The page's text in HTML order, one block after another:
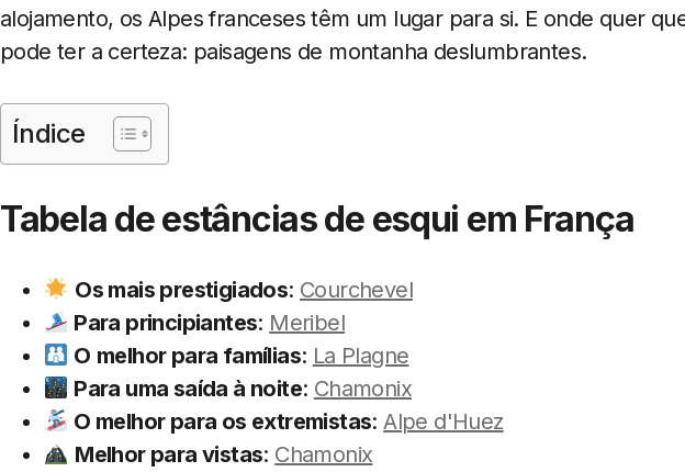
alojamento, os Alpes franceses têm um lugar para si. E onde quer
pode ter a certeza: paisagens de montanha deslumbrantes.
Índice
Tabela de estâncias de esqui em França
Os mais prestigiados: Courchevel
Para principiantes: Meribel
O melhor para famílias: La Plagne
Para uma saída à noite: Chamonix
O melhor para os extremistas:Alpe d'Huez
Melhor para vistas: Chamonix